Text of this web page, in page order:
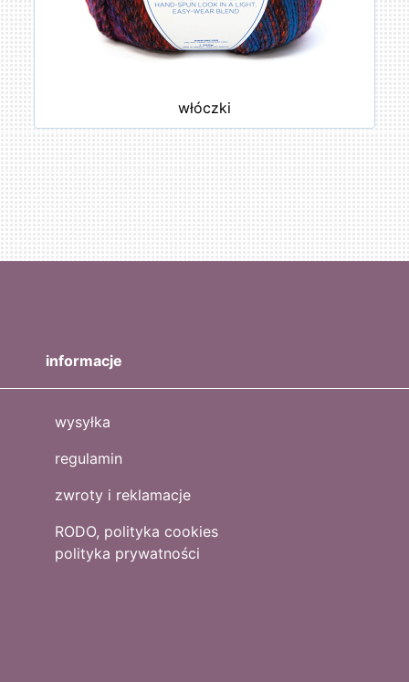
włóczki
informacje
wysyłka
regulamin
zwroty i reklamacje
RODO, polityka cookies
polityka prywatności